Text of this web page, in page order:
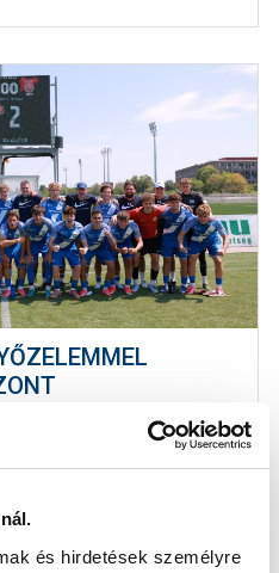
és hirdetések személyre
NB II-es Budafok